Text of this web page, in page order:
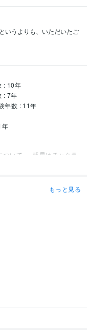
いうよりも、いただいたご
: 10年
: 7年
年数 : 11年
年
いて。
惑星はチャクラ
知ろう。
すべては光の
計図と宇宙意識の目覚め
ること
年
もっと見る